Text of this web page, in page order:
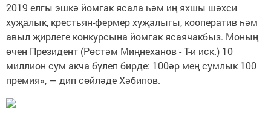
2019 елгы эшкә йомгак ясала һәм иң яхшы шәхси
хуҗалык, крестьян-фермер хуҗалыгы, кооператив һәм
авыл җирлеге конкурсына йомгак ясаячакбыз. Моның
өчен Президент (Рөстәм Миңнеханов - Т-и иск.) 10
миллион сум акча бүлеп бирде: 100әр мең сумлык 100
премия», — дип сөйләде Хәбипов.